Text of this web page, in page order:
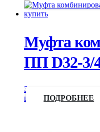
Муфта
ПП D32-3/
Запросить
цену
ПОДРОБНЕЕ